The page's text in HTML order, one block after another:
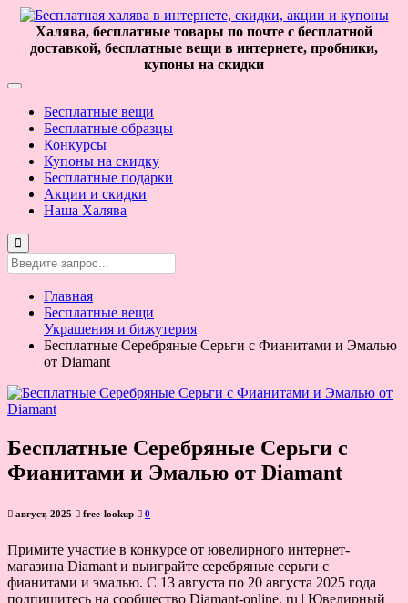
Халява, бесплатные товары по почте с бесплатной
доставкой, бесплатные вещи в интернете, пробники,
купоны на скидки
Бесплатные вещи
Бесплатные образцы
Конкурсы
Купоны на скидку
Бесплатные подарки
Акции и скидки
Наша Халява
Главная
Бесплатные вещи
Украшения и бижутерия
Бесплатные Серебряные Серьги с Фианитами и Эмалью
от Diamant
Бесплатные Серебряные Серьги с
Фианитами и Эмалью от Diamant
август, 2025 free-lookup 0
Примите участие в конкурсе от ювелирного интернет-
магазина Diamant и выиграйте серебряные серьги с
фианитами и эмалью. С 13 августа по 20 августа 2025 года
подпишитесь на сообщество Diamant-online. ru | Ювелирный